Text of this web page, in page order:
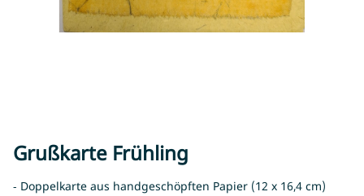
Grußkarte Frühling
- Doppelkarte aus handgeschöpften Papier (12 x 16,4 cm)